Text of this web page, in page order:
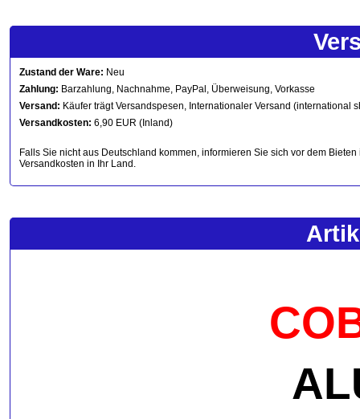
Zustand der Ware: Neu
Zahlung: Barzahlung, Nachnahme, PayPal, Überweisung, Vorkasse
Versand: Käufer trägt Versandspesen, Internationaler Versand (international
Versandkosten: 6,90 EUR (Inland)
Falls Sie nicht aus Deutschland kommen, informieren Sie sich vor dem
Versandkosten in Ihr Land.